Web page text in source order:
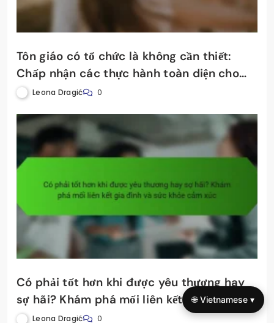
Tôn giáo có tổ chức là không cần thiết:
Chấp nhận các thực hành toàn diện cho
sức khỏe tâm lý gia đình
Leona Dragić 0
Có phải tốt hơn khi được yêu thương hay
sợ hãi? Khám phá mối liên kết gia đình và
sức khỏe cảm xúc
Leona Dragić 0
🌐 Vietnamese ▾